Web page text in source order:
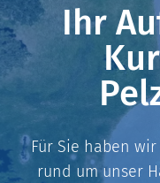
Ihr
Für Sie haben
rund um unser